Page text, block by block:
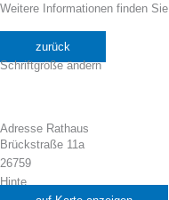
Weitere Informationen finden Sie
zurück
Schriftgröße ändern
Adresse Rathaus
Brückstraße 11a
26759
Hinte